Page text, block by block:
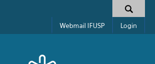
Formulário de busca
Webmail IFUSP Login